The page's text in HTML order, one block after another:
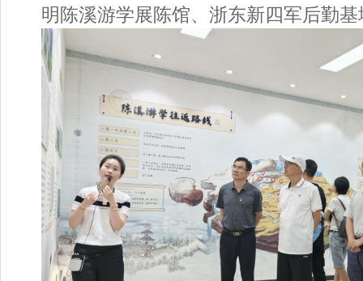
明陈溪游学展陈馆、浙东新四军后勤基